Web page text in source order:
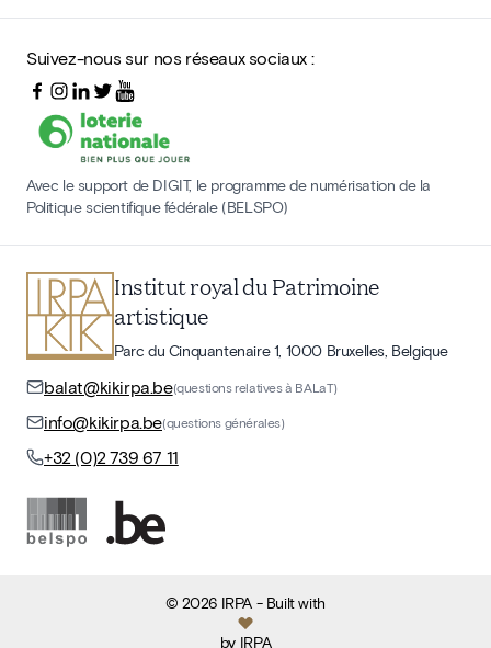
Suivez-nous sur nos réseaux sociaux :
Avec le support de DIGIT, le programme de numérisation de la
Politique scientifique fédérale (BELSPO)
Institut royal du Patrimoine
artistique
Parc du Cinquantenaire 1, 1000 Bruxelles, Belgique
balat@kikirpa.be(questions relatives à BALaT)
info@kikirpa.be(questions générales)
+32 (0)2 739 67 11
©2026 IRPA- Built with
by IRPA